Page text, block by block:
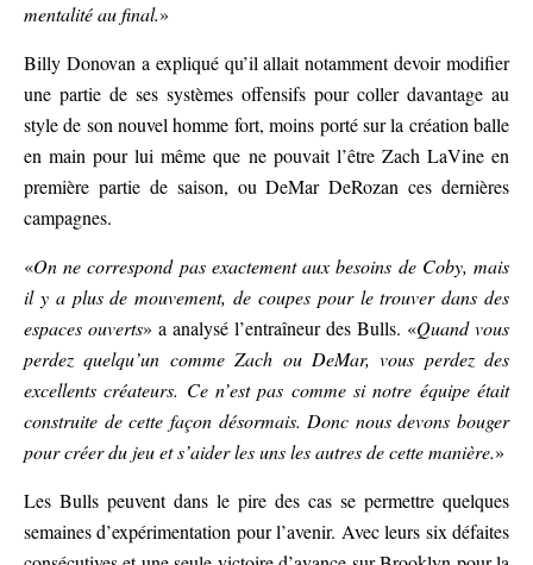
mentalité au final.»
Billy Donovan a expliqué qu’il allait notamment devoir modifier
une partie de ses systèmes offensifs pour coller davantage au
style de son nouvel homme fort, moins porté sur la création balle
en main pour lui même que ne pouvait l’être Zach LaVine en
première partie de saison, ou DeMar DeRozan ces dernières
campagnes.
«On ne correspond pas exactement aux besoins de Coby, mais
il y a plus de mouvement, de coupes pour le trouver dans des
espaces ouverts» a analysé l’entraîneur des Bulls. «Quand vous
perdez quelqu’un comme Zach ou DeMar, vous perdez des
excellents créateurs. Ce n’est pas comme si notre équipe était
construite de cette façon désormais. Donc nous devons bouger
pour créer du jeu et s’aider les uns les autres de cette manière.»
Les Bulls peuvent dans le pire des cas se permettre quelques
semaines d’expérimentation pour l’avenir. Avec leurs six défaites